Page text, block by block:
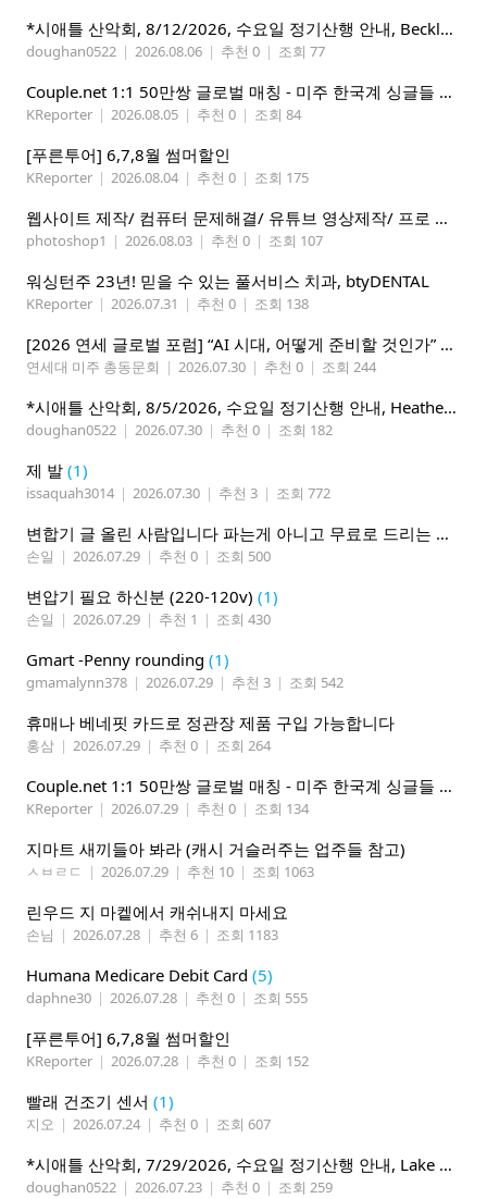
*시애틀 산악회, 8/12/2026, 수요일 정기산행 안내, Beckler Peak*
doughan0522 | 2026.08.06 | 추천 0 | 조회 77
Couple.net 1:1 50만쌍 글로벌 매칭 - 미주 한국계 싱글들 모이세요
KReporter | 2026.08.05 | 추천 0 | 조회 84
[푸른투어] 6,7,8월 썸머할인
KReporter | 2026.08.04 | 추천 0 | 조회 175
웹사이트 제작/ 컴퓨터 문제해결/ 유튜브 영상제작/ 프로 사진촬영
photoshop1 | 2026.08.03 | 추천 0 | 조회 107
워싱턴주 23년! 믿을 수 있는 풀서비스 치과, btyDENTAL
KReporter | 2026.07.31 | 추천 0 | 조회 138
[2026 연세 글로벌 포럼] “AI 시대, 어떻게 준비할 것인가” 8월 7-10일 벨뷰 개최
연세대 미주 총동문회 | 2026.07.30 | 추천 0 | 조회 244
*시애틀 산악회, 8/5/2026, 수요일 정기산행 안내, Heather Lake*
doughan0522 | 2026.07.30 | 추천 0 | 조회 182
제 발 (1)
issaquah3014 | 2026.07.30 | 추천 3 | 조회 772
변합기 글 올린 사람입니다 파는게 아니고 무료로 드리는 겁니다 필요하신분 연락처 남겨주시면 됩니다
손일 | 2026.07.29 | 추천 0 | 조회 500
변압기 필요 하신분 (220-120v) (1)
손일 | 2026.07.29 | 추천 1 | 조회 430
Gmart -Penny rounding (1)
gmamalynn378 | 2026.07.29 | 추천 3 | 조회 542
휴매나 베네핏 카드로 정관장 제품 구입 가능합니다
홍삼 | 2026.07.29 | 추천 0 | 조회 264
Couple.net 1:1 50만쌍 글로벌 매칭 - 미주 한국계 싱글들 모이세요
KReporter | 2026.07.29 | 추천 0 | 조회 134
지마트 새끼들아 봐라 (캐시 거슬러주는 업주들 참고)
ㅅㅂㄹㄷ | 2026.07.29 | 추천 10 | 조회 1063
린우드 지 마켙에서 캐쉬내지 마세요
손님 | 2026.07.28 | 추천 6 | 조회 1183
Humana Medicare Debit Card (5)
daphne30 | 2026.07.28 | 추천 0 | 조회 555
[푸른투어] 6,7,8월 썸머할인
KReporter | 2026.07.28 | 추천 0 | 조회 152
빨래 건조기 센서 (1)
지오 | 2026.07.24 | 추천 0 | 조회 607
*시애틀 산악회, 7/29/2026, 수요일 정기산행 안내, Lake 22*
doughan0522 | 2026.07.23 | 추천 0 | 조회 259